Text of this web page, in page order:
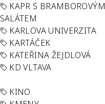
KAPR S BRAMBOROVÝM
SALÁTEM
KARLOVA UNIVERZITA
KARTÁČEK
KATEŘINA ŽEJDLOVÁ
KD VLTAVA
KINO